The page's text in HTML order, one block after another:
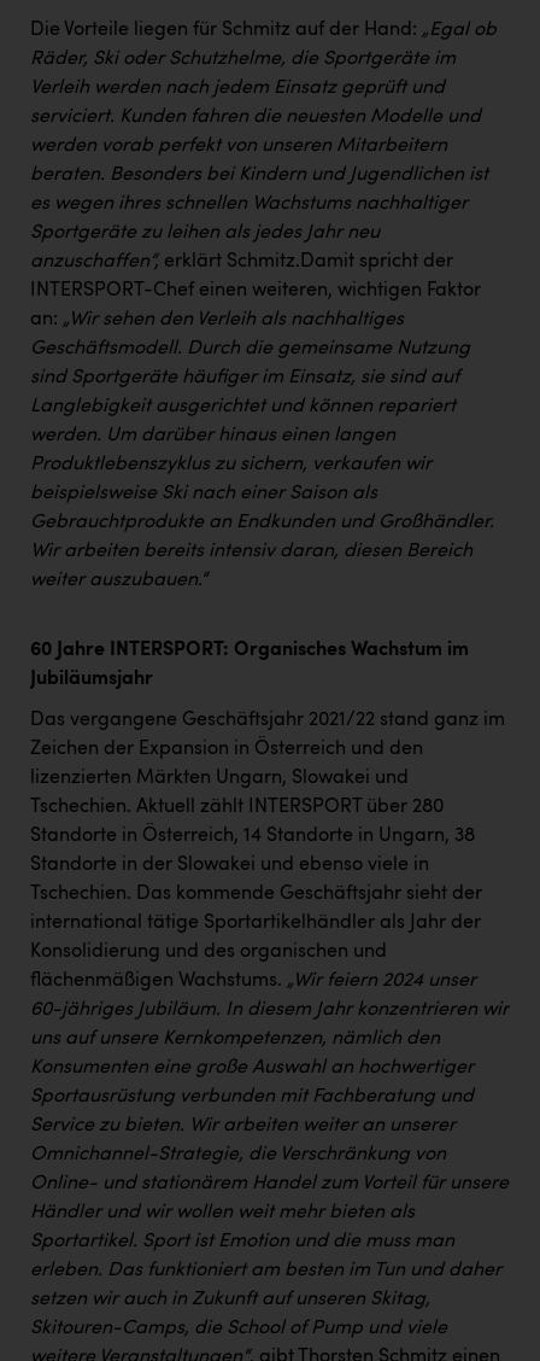
Wirtschaftskammer OÖ
ZULuft - Zukunft Luft Austria
Österreichisches Hebammengremium
Wirtschaftskammer OÖ Energiehandel
Dopgas
kunden basics
kontakt
Die Vorteile liegen für Schmitz auf der Hand: „Egal ob
Räder, Ski oder Schutzhelme, die Sportgeräte im
Verleih werden nach jedem Einsatz geprüft und
serviciert. Kunden fahren die neuesten Modelle und
werden vorab perfekt von unseren Mitarbeitern
beraten. Besonders bei Kindern und Jugendlichen ist
es wegen ihres schnellen Wachstums nachhaltiger
Sportgeräte zu leihen als jedes Jahr neu
anzuschaffen“, erklärt Schmitz.Damit spricht der
INTERSPORT-Chef einen weiteren, wichtigen Faktor
an: „Wir sehen den Verleih als nachhaltiges
Geschäftsmodell. Durch die gemeinsame Nutzung
sind Sportgeräte häufiger im Einsatz, sie sind auf
Langlebigkeit ausgerichtet und können repariert
werden. Um darüber hinaus einen langen
Produktlebenszyklus zu sichern, verkaufen wir
beispielsweise Ski nach einer Saison als
Gebrauchtprodukte an Endkunden und Großhändler.
Wir arbeiten bereits intensiv daran, diesen Bereich
weiter auszubauen.“
60 Jahre INTERSPORT: Organisches Wachstum im
Jubiläumsjahr
Das vergangene Geschäftsjahr 2021/22 stand ganz im
Zeichen der Expansion in Österreich und den
lizenzierten Märkten Ungarn, Slowakei und
Tschechien. Aktuell zählt INTERSPORT über 280
Standorte in Österreich, 14 Standorte in Ungarn, 38
Standorte in der Slowakei und ebenso viele in
Tschechien. Das kommende Geschäftsjahr sieht der
international tätige Sportartikelhändler als Jahr der
Konsolidierung und des organischen und
flächenmäßigen Wachstums. „Wir feiern 2024 unser
60-jähriges Jubiläum. In diesem Jahr konzentrieren wir
uns auf unsere Kernkompetenzen, nämlich den
Konsumenten eine große Auswahl an hochwertiger
Sportausrüstung verbunden mit Fachberatung und
Service zu bieten. Wir arbeiten weiter an unserer
Omnichannel-Strategie, die Verschränkung von
Online- und stationärem Handel zum Vorteil für unsere
Händler und wir wollen weit mehr bieten als
Sportartikel. Sport ist Emotion und die muss man
erleben. Das funktioniert am besten im Tun und daher
setzen wir auch in Zukunft auf unseren Skitag,
Skitouren-Camps, die School of Pump und viele
weitere Veranstaltungen“, gibt Thorsten Schmitz einen